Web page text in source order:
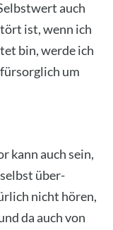
auch
ist, wenn ich
bin, wer­de ich
um
kann auch sein,
selbst über­
nicht hören,
da auch von